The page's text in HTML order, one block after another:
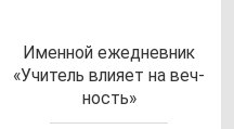
Имен­ной ежед­нев­ник
«Учи­тель вли­яет на веч­
ность»